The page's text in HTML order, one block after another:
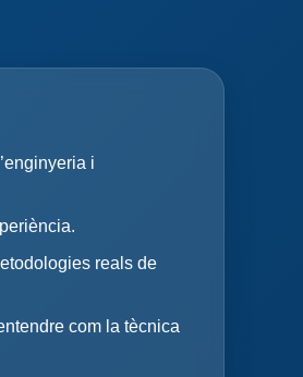
i
reals de
com la tècnica